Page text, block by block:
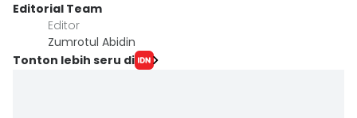
Editorial Team
Editor
Zumrotul Abidin
Tonton lebih seru di